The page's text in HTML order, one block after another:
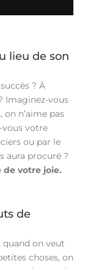
lieu de son
? À
Imaginez-vous
n’aime pas
vous votre
ou par le
aura procuré ?
de votre joie.
de
quand on veut
choses, on